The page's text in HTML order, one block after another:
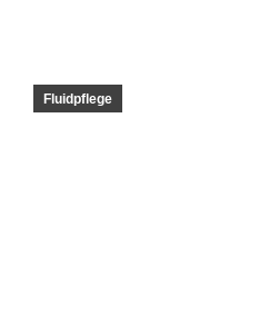
Fluidpflege